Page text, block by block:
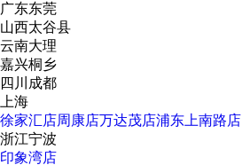
广东东莞
山西太谷县
云南大理
嘉兴桐乡
四川成都
上海
徐家汇店周康店万达茂店浦东上南路店
浙江宁波
印象湾店